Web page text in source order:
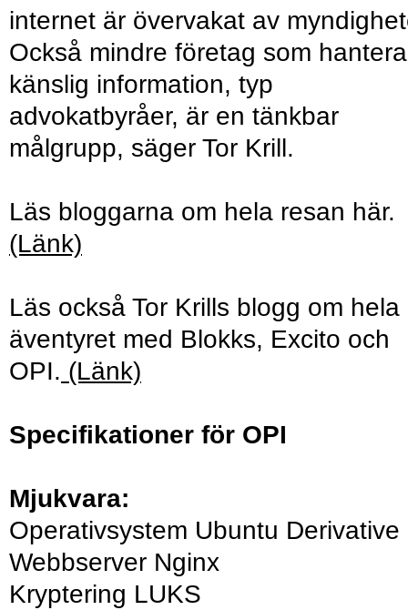
internet är övervakat av
Också mindre företag som
känslig information, typ
advokatbyråer, är en tänkbar
målgrupp, säger Tor Krill.
Läs bloggarna om hela resan här.
(Länk)
Läs också Tor Krills blogg om hela
äventyret med Blokks, Excito och
OPI. (Länk)
Specifikationer för OPI
Mjukvara:
Operativsystem Ubuntu Derivative
Webbserver Nginx
Kryptering LUKS